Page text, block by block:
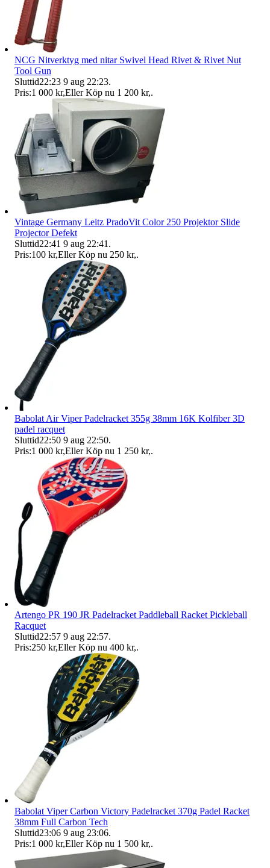
NCG Nitverktyg med nitar Swivel Head Rivet & Rivet Nut
Tool Gun
Sluttid22:23 9 aug 22:23.
Pris:1 000 kr,Eller Köp nu 1 200 kr,.
Vintage Germany Leitz PradoVit Color 250 Projektor Slide
Projector Defekt
Sluttid22:41 9 aug 22:41 .
Pris:100 kr,Eller Köp nu 250 kr,.
Babolat Air Viper Padelracket 355g 38mm 16K Kolfiber 3D
padel racquet
Sluttid22:50 9 aug 22:50.
Pris:1 000 kr,Eller Köp nu 1 250 kr,.
Artengo PR 190 JR Padelracket Paddleball Racket Pickleball
Racquet
Sluttid22:57 9 aug 22:57.
Pris:250 kr,Eller Köp nu 400 kr,.
Babolat Viper Carbon Victory Padelracket 370g Padel Racket
38mm Full Carbon Tech
Sluttid23:06 9 aug 23:06.
Pris:1 000 kr,Eller Köp nu 1 500 kr,.